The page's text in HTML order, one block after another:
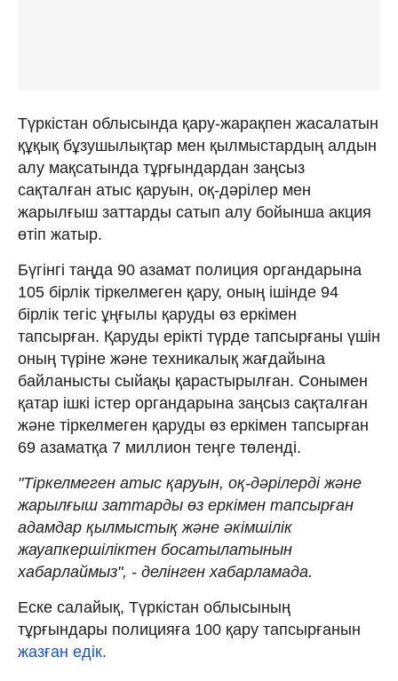
Түркістан облысында қару-жарақпен жасалатын
құқық бұзушылықтар мен қылмыстардың алдын
алу мақсатында тұрғындардан заңсыз
сақталған атыс қаруын, оқ-дәрілер мен
жарылғыш заттарды сатып алу бойынша акция
өтіп жатыр.
Бүгінгі таңда 90 азамат полиция органдарына
105 бірлік тіркелмеген қару, оның ішінде 94
бірлік тегіс ұңғылы қаруды өз еркімен
тапсырған. Қаруды ерікті түрде тапсырғаны үшін
оның түріне және техникалық жағдайына
байланысты сыйақы қарастырылған. Сонымен
қатар ішкі істер органдарына заңсыз сақталған
және тіркелмеген қаруды өз еркімен тапсырған
69 азаматқа 7 миллион теңге төленді.
"Тіркелмеген атыс қаруын, оқ-дәрілерді және
жарылғыш заттарды өз еркімен тапсырған
адамдар қылмыстық және әкімшілік
жауапкершіліктен босатылатынын
хабарлаймыз", - делінген хабарламада.
Еске салайық, Түркістан облысының
тұрғындары полицияға 100 қару тапсырғанын
жазған едік.